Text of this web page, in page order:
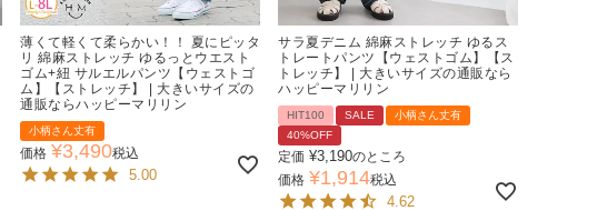
薄くて軽くて柔らかい！！ 夏にピッタ
リ 綿麻ストレッチ ゆるっとウエスト
ゴム+紐 サルエルパンツ【ウェストゴ
ム】【ストレッチ】 | 大きいサイズの
通販ならハッピーマリリン
小柄さん丈有
価格 ¥3,490税込
5.00
サラ夏デニム 綿麻ストレッチ ゆるス
トレートパンツ【ウェストゴム】【ス
トレッチ】 | 大きいサイズの通販なら
ハッピーマリリン
HIT100 SALE
小柄さん丈有
40%OFF
定価 ¥3,190のところ
価格 ¥1,914税込
4.62